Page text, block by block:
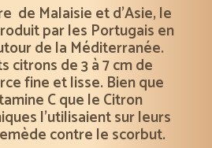
de Malaisie et d’Asie, le
par les Portugais en
de la Méditerranée.
citrons de 3 à 7 cm de
fine et lisse. Bien que
C que le Citron
l’utilisaient sur leurs
contre le scorbut.